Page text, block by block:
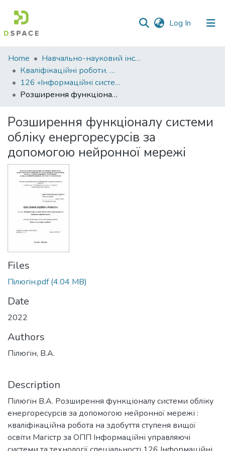
Log In (current)
Communities
&
Collections
All of DSpace
Statistics
Home
Навчально-науковий інститут економіки, управління, права та інформаційних технологій
Кваліфікаційні роботи. ННІ економіки, управління, права та ІТ
126 «Інформаційні системи та технології» - Магістри 2022-2023
Розширення функціоналу системи обліку енергоресурсів за допомогою нейронної мережі
Розширення функціоналу системи
обліку енергоресурсів за
допомогою нейронної мережі
Files
Пiлюгiн.pdf(4.04 MB)
Date
2022
Authors
Пілюгін, В.А.
Description
Пілюгін В.А. Розширення функціоналу системи обліку
енергоресурсів за допомогою нейронної мережі :
кваліфікаційна робота на здобуття ступеня вищої
освіти Магістр за ОПП Інформаційні управляючі